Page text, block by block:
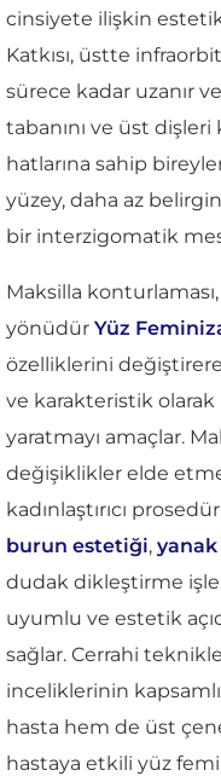
cinsiyete ilişkin
Katkısı, üstte
sürece kadar uzanır
tabanını ve üst dişleri
hatlarına sahip
yüzey, daha az
bir interzigomatik
Maksilla
yönüdür Yüz
özelliklerini
ve karakteristik olarak
yaratmayı amaçlar.
değişiklikler elde
kadınlaştırıcı
burun estetiği,
dudak dikleştirme
uyumlu ve estetik
sağlar. Cerrahi
inceliklerinin
hasta hem de üst
hastaya etkili yüz